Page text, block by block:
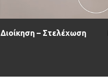
Διοίκηση – Στελέχωση